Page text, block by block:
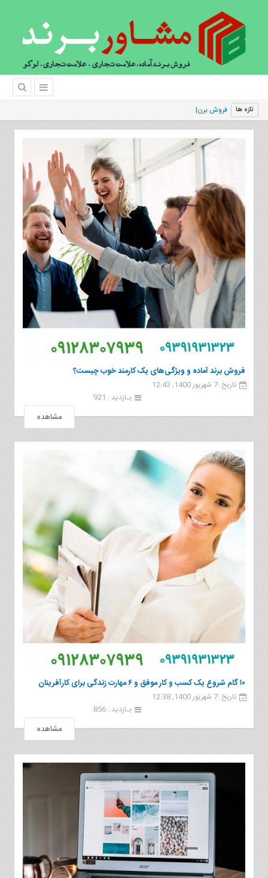
تازه ها فروش برند آماده و چند روش آسان ب
فروش برند آماده و ویژگی‌های یک کارمند خوب چیست؟
تاریخ :7 شهریور 1400, 12:43
بـازدید : 921
مشاهده
۱۰ گام شروع یک کسب و کار موفق و ۶ مهارت زندگی برای کارآفرینان
تاریخ :7 شهریور 1400, 12:38
بـازدید : 856
مشاهده